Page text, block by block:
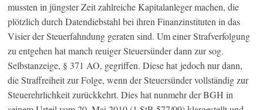
mussten in jüngster Zeit zahlreiche Kapitalanleger machen, die
plötzlich durch Datendiebstahl bei ihren Finanzinstituten in das
Visier der Steuerfahndung geraten sind. Um einer Strafverfolgung
zu entgehen hat manch reuiger Steuersünder dann zur sog.
Selbstanzeige, § 371 AO, gegriffen. Diese hat jedoch nur dann,
die Straffreiheit zur Folge, wenn der Steuersünder vollständig zur
Steuerehrlichkeit zurückkehrt. Dies hat nunmehr der BGH in